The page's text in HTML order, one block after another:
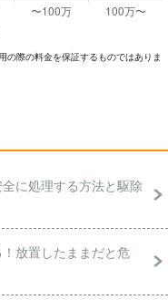
の際の料⾦を保証するものではありま
に処理する方法と駆除
放置したままだと危